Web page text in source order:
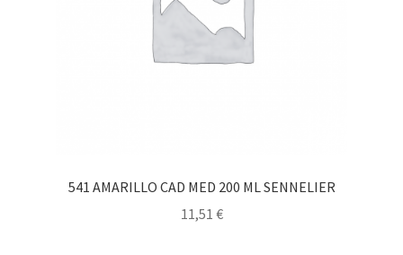
541 AMARILLO CAD MED 200 ML SENNELIER
11,51 €